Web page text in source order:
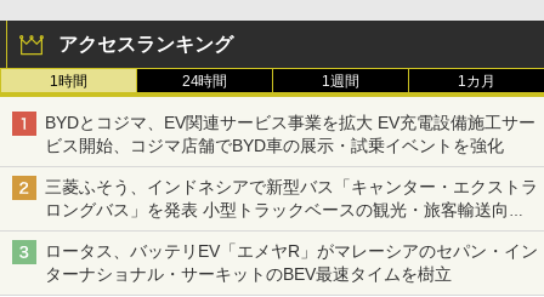
アクセスランキング
1時間 24時間 1週間 1カ月
BYDとコジマ、EV関連サービス事業を拡大 EV充電設備施工サー
ビス開始、コジマ店舗でBYD車の展示・試乗イベントを強化
三菱ふそう、インドネシアで新型バス「キャンター・エクストラ
ロングバス」を発表 小型トラックベースの観光・旅客輸送向け
バス
ロータス、バッテリEV「エメヤR」がマレーシアのセパン・イン
ターナショナル・サーキットのBEV最速タイムを樹立